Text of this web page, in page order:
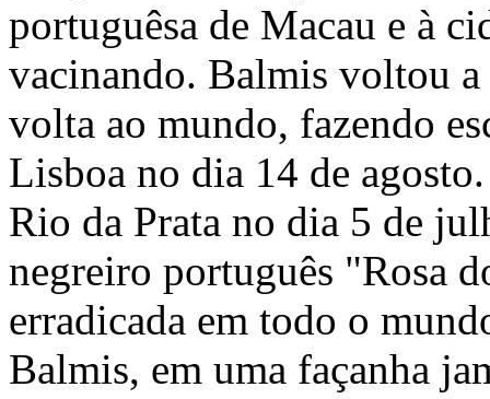
portuguêsa de Macau e à
vacinando. Balmis voltou a
volta ao mundo, fazendo
Lisboa no dia 14 de
Rio da Prata no dia 5 de
negreiro português "Rosa
erradicada em todo o
Balmis, em uma façanha